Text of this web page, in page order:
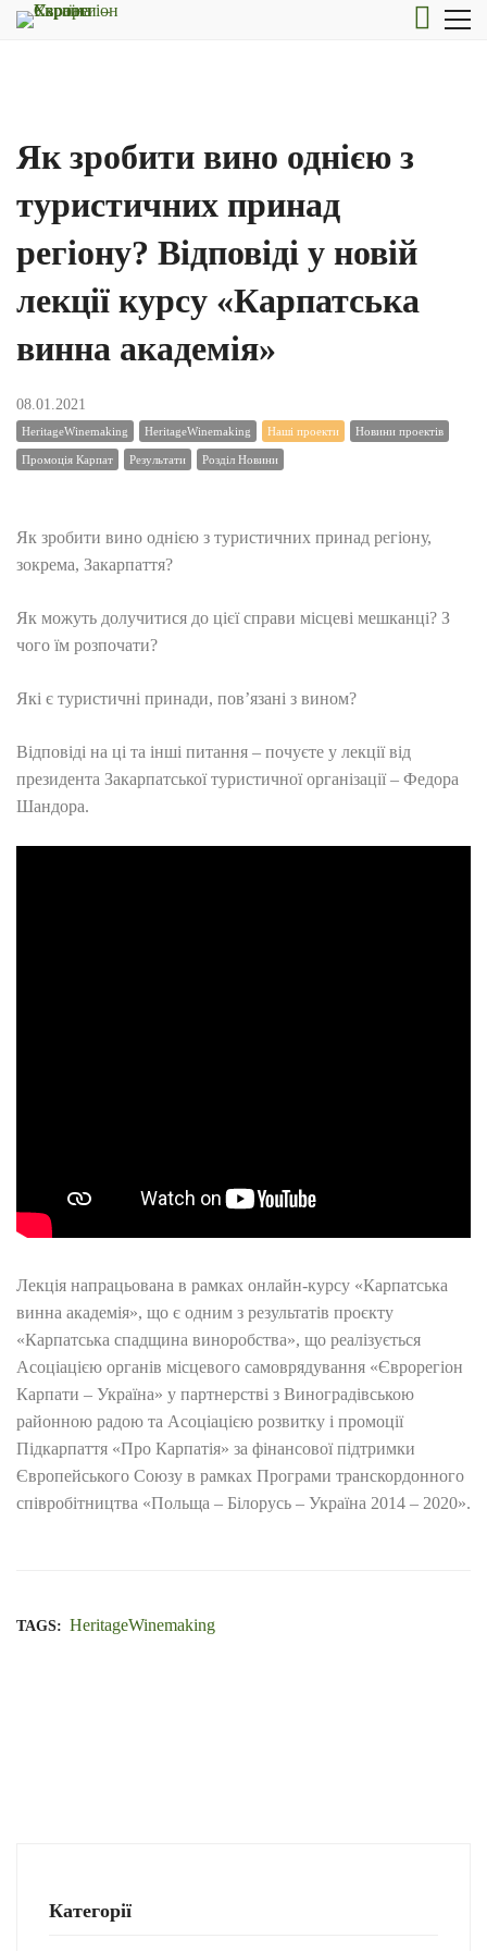
Як зробити вино однією з
туристичних принад
регіону? Відповіді у новій
лекції курсу «Карпатська
винна академія»
08.01.2021
HeritageWinemaking HeritageWinemaking Наші проекти Новини проектів
Промоція Карпат Результати Розділ Новини
Як зробити вино однією з туристичних принад регіону,
зокрема, Закарпаття?
Як можуть долучитися до цієї справи місцеві мешканці? З
чого їм розпочати?
Які є туристичні принади, пов’язані з вином?
Відповіді на ці та інші питання – почуєте у лекції від
президента Закарпатської туристичної організації – Федора
Шандора.
Лекція напрацьована в рамках онлайн-курсу «Карпатська
винна академія», що є одним з результатів проєкту
«Карпатська спадщина виноробства», що реалізується
Асоціацією органів місцевого самоврядування «Єврорегіон
Карпати – Україна» у партнерстві з Виноградівською
районною радою та Асоціацією розвитку і промоції
Підкарпаття «Про Карпатія» за фінансової підтримки
Європейського Союзу в рамках Програми транскордонного
співробітництва «Польща – Білорусь – Україна 2014 – 2020».
TAGS: HeritageWinemaking
Категорії